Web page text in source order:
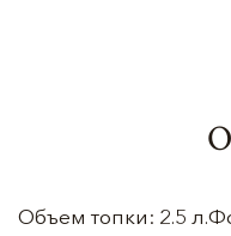
Объем топки: 2.5